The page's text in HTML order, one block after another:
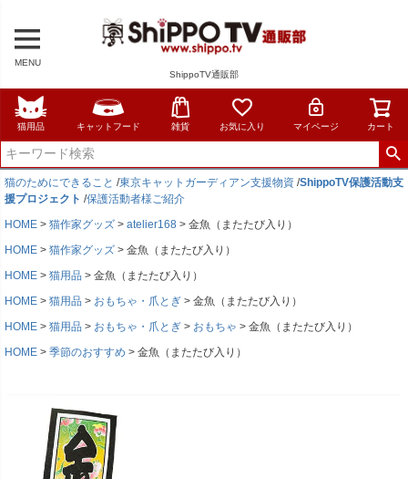
MENU
ShippoTV通販部
猫用品 キャットフード 雑貨 お気に入り マイページ カート
猫のためにできること /東京キャットガーディアン支援物資 /ShippoTV保護活動支
援プロジェクト /保護活動者様ご紹介
HOME
猫作家グッズ atelier168
金魚（またたび入り）
HOME
猫作家グッズ
金魚（またたび入り）
HOME
猫用品
金魚（またたび入り）
HOME
猫用品 おもちゃ・爪とぎ
金魚（またたび入り）
HOME
猫用品 おもちゃ・爪とぎ おもちゃ
金魚（またたび入り）
HOME
季節のおすすめ 金魚（またたび入り）